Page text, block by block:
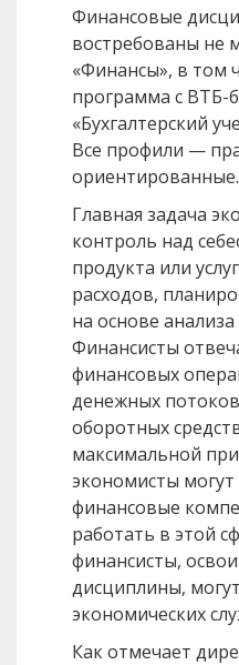
Финансовые
востребованы не
«Финансы», в том
программа с ВТБ-
«Бухгалтерский
Все профили —
ориентированные.
Главная задача
контроль над
продукта или
расходов,
на основе
Финансисты
финансовых
денежных
оборотных
максимальной
экономисты могут
финансовые
работать в этой
финансисты,
дисциплины,
экономических
Как отмечает